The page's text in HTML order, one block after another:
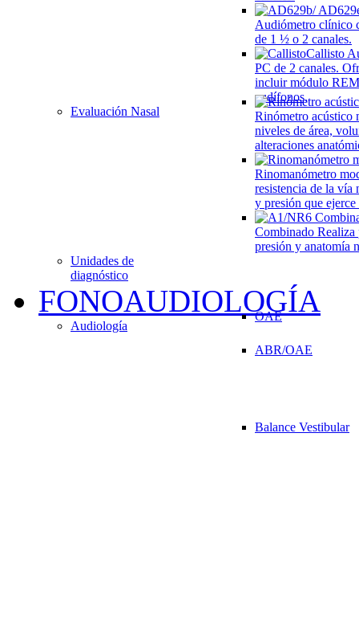
Audiómetro clínico
de 1 ½ o 2 canales.
Callisto
PC de 2 canales.
incluir módulo
audífonos,
Evaluación Nasal
Rinómetro acústico
niveles de área,
alteraciones
Rinomanómetro
resistencia de la
y presión que ejerce
Combinado Realiza
presión y anatomía
Unidades de
diagnóstico
FONOAUDIOLOGÍA
Audiología
OAE
ABR/OAE
Balance Vestibular